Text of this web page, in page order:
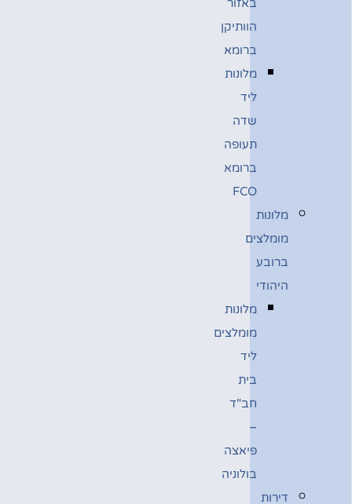
באזור
הוותיקן
ברומא
מלונות
ליד
שדה
תעופה
ברומא
FCO
מלונות
מומלצים
ברובע
היהודי
מלונות
מומלצים
ליד
בית
חב"ד
–
פיאצה
בולוניה
דירות